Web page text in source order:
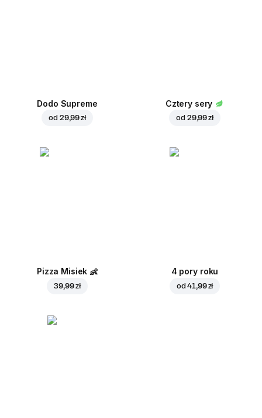
Dodo Supreme
od 29,99 zł
Cztery sery
od 29,99 zł
Pizza Misiek 👶
39,99 zł
4 pory roku
od41,99 zł